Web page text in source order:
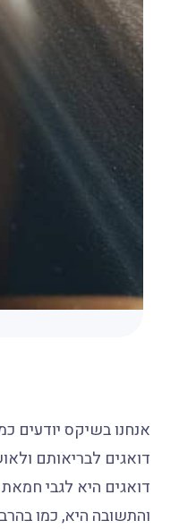
אנחנו בשיקס יודעים
דואגים לבריאותם
דואגים היא לגבי
והתשובה היא, כמו